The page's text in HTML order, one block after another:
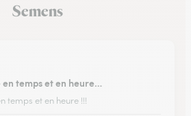
Semens
temps et en heure…
temps et en heure !!!